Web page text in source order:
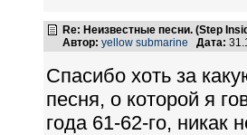
Re: Неизвестные песни. (Step
Автор: yellow submarine Дата:
Спасибо хоть за
песня, о которой я
года 61-62-го, никак